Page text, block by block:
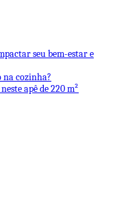
seu bem-estar e
cozinha?
apê de 220 m²